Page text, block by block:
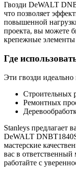
Гвозди DeWALT
что позволяет
повышенной
проекта, вы можете
крепежные
Где
Эти гвозди идеально
Строительных
Ремонтных
Stanleys предлагает
DeWALT
мастерские
вас в ответственный
работайте с